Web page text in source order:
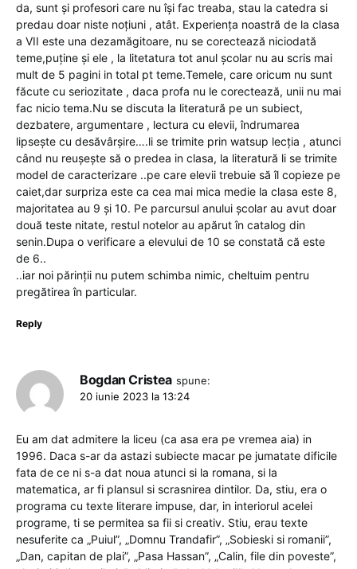
da, sunt și profesori care nu își fac treaba, stau la catedra si
predau doar niste noțiuni , atât. Experiența noastră de la clasa
a VII este una dezamăgitoare, nu se corectează niciodată
teme,puține și ele , la litetatura tot anul școlar nu au scris mai
mult de 5 pagini in total pt teme.Temele, care oricum nu sunt
făcute cu seriozitate , daca profa nu le corectează, unii nu mai
fac nicio tema.Nu se discuta la literatură pe un subiect,
dezbatere, argumentare , lectura cu elevii, îndrumarea
lipsește cu desăvârșire….li se trimite prin watsup lecția , atunci
când nu reușește să o predea in clasa, la literatură li se trimite
model de caracterizare ..pe care elevii trebuie să îl copieze pe
caiet,dar surpriza este ca cea mai mica medie la clasa este 8,
majoritatea au 9 și 10. Pe parcursul anului școlar au avut doar
două teste nitate, restul notelor au apărut în catalog din
senin.Dupa o verificare a elevului de 10 se constată că este
de 6..
..iar noi părinții nu putem schimba nimic, cheltuim pentru
pregătirea în particular.
Reply
Bogdan Cristea spune:
20 iunie 2023 la 13:24
Eu am dat admitere la liceu (ca asa era pe vremea aia) in
1996. Daca s-ar da astazi subiecte macar pe jumatate dificile
fata de ce ni s-a dat noua atunci si la romana, si la
matematica, ar fi plansul si scrasnirea dintilor. Da, stiu, era o
programa cu texte literare impuse, dar, in interiorul acelei
programe, ti se permitea sa fii si creativ. Stiu, erau texte
nesuferite ca „Puiul”, „Domnu Trandafir”, „Sobieski si romanii”,
„Dan, capitan de plai”, „Pasa Hassan”, „Calin, file din poveste”,